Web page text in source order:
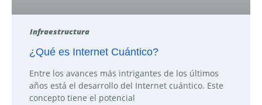
Infraestructura
¿Qué es Internet Cuántico?
Entre los avances más intrigantes de los últimos
años está el desarrollo del Internet cuántico. Este
concepto tiene el potencial